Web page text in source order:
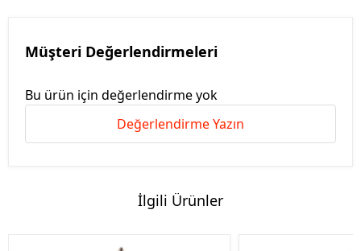
Müşteri Değerlendirmeleri
Bu ürün için değerlendirme yok
Değerlendirme Yazın
İlgili Ürünler